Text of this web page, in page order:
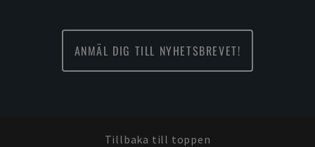
ANMÄL DIG TILL NYHETSBREVET!
Tillbaka till toppen